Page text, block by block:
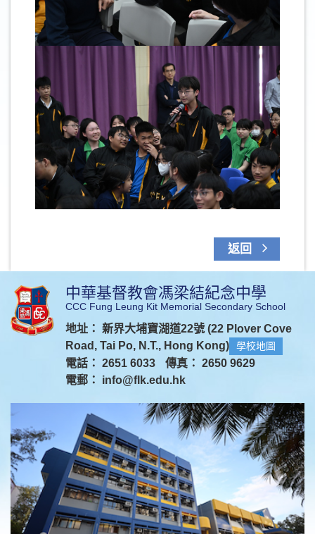
返回
中華基督教會馮梁結紀念中學
CCC Fung Leung Kit Memorial Secondary School
地址： 新界大埔寶湖道22號 (22 Plover Cove
Road, Tai Po, N.T., Hong Kong)
學校地圖
電話： 2651 6033
傳真： 2650 9629
電郵： info@flk.edu.hk